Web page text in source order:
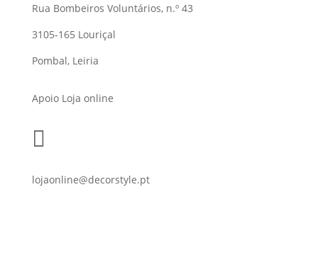
Rua Bombeiros Voluntários, n.º 43
3105-165 Louriçal
Pombal, Leiria
Apoio Loja online

lojaonline@decorstyle.pt